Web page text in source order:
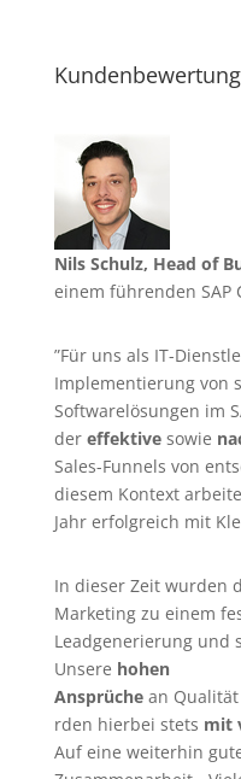
Nils Schulz, Head of
einem führenden SAP
”Für uns als IT-
Implementierung von
Softwarelösungen im
der effektive sowie
Sales-Funnels von
diesem Kontext
Jahr erfolgreich mit
In dieser Zeit wurden
Marketing zu einem
Leadgenerierungund
Unsere hohen
Ansprüchean Qualität
rden hierbei stets mit
Auf eine weiterhin